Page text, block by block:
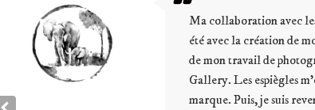
avec les espiègles a d’abord
la création de mon site, l’écrin virtuel
travail de photographe, Annabelle Art
Les espiègles m’ont aidé à créer ma
Puis, je suis revenue vers eux pour